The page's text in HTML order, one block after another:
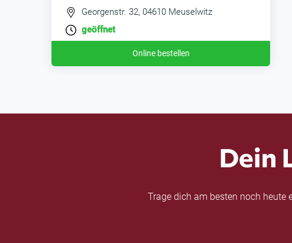
Georgenstr. 32, 04610 Meuselwitz
geöffnet
Online bestellen
Dein
Trage dich am besten noch heute